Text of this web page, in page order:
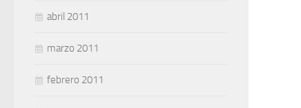
abril 2011
marzo 2011
febrero 2011